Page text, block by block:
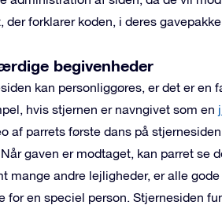
der forklarer koden, i deres
begivenheder
kan personliggøres, er det er
hvis stjernen er navngivet som en
af parrets første dans på
gaven er modtaget, kan parret se
mange andre lejligheder, er alle
for en speciel person. Stjernesiden